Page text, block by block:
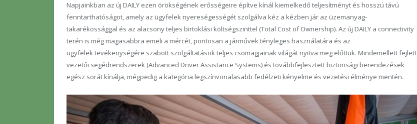
Napjainkban az új DAILY ezen örökségének erősségeire építve kínál kiemelkedő teljesítményt és hosszú távú
fenntarthatóságot, amely az ügyfelek nyereségességét szolgálva kéz a kézben jár az üzemanyag-
takarékossággal és az alacsony teljes birtoklási költségszinttel (Total Cost of Ownership). Az új DAILY a connectivity
terén is még magasabbra emeli a mércét, pontosan a járművek tényleges használatára és az
ügyfelek tevékenységére szabott szolgáltatások teljes csomagjainak világát nyitva meg előttük. Mindemellett fejlett
vezetői segédrendszerek (Advanced Driver Assistance Systems) és továbbfejlesztett biztonsági berendezések
egész sorát kínálja, mégpedig a kategória legszínvonalasabb fedélzeti kényelme és vezetési élménye mentén.